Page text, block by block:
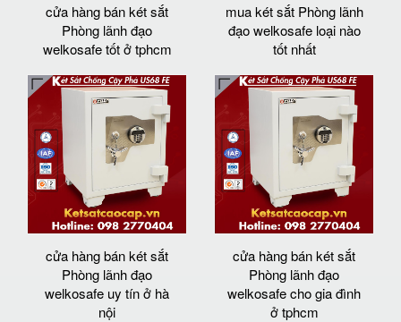
cửa hàng bán két sắt
Phòng lãnh đạo
welkosafe tốt ở tphcm
mua két sắt Phòng lãnh
đạo welkosafe loại nào
tốt nhất
cửa hàng bán két sắt
Phòng lãnh đạo
welkosafe uy tín ở hà
nội
cửa hàng bán két sắt
Phòng lãnh đạo
welkosafe cho gia đình
ở tphcm